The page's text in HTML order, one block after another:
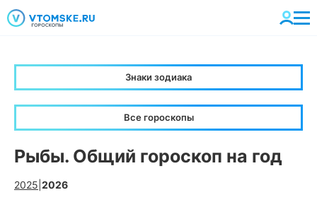
Знаки зодиака
Рыбы. Общий гороскоп на год
2025 2026
Все гороскопы